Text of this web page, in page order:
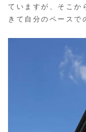
ていますが、そこか
きて自分のペースで